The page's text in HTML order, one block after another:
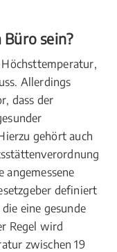
sein?
Allerdings
dass der
gehört auch
angemessene
definiert
eine gesunde
Regel wird
zwischen 19